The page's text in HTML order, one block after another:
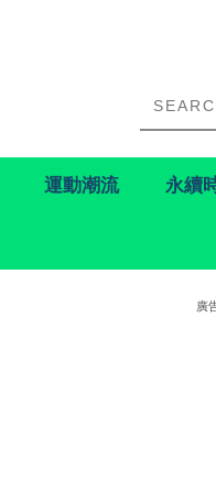
運動潮流 永續
廣